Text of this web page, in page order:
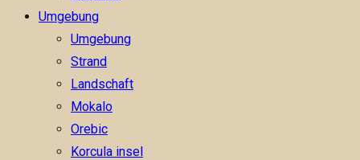
Umgebung
Umgebung
Strand
Landschaft
Mokalo
Orebic
Korcula insel